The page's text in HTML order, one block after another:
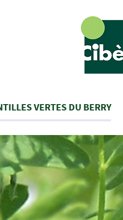
VERTES DU BERRY